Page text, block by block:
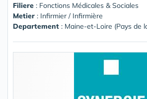
Filiere : Fonctions Médicales & Sociales
Metier : Infirmier / Infirmière
Departement : Maine-et-Loire (Pays de